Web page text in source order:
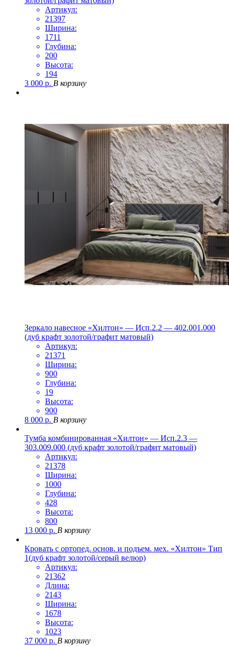
Артикул:
21397
Ширина:
1711
Глубина:
200
Высота:
194
3 000 р. В корзину
Зеркало навесное «Хилтон» — Исп.2.2 — 402.001.000
(дуб крафт золотой/графит матовый)
Артикул:
21371
Ширина:
900
Глубина:
19
Высота:
900
8 000 р. В корзину
Тумба комбинированная «Хилтон» — Исп.2.3 —
303.009.000 (дуб крафт золотой/графит матовый)
Артикул:
21378
Ширина:
1000
Глубина:
428
Высота:
800
13 000 р. В корзину
Кровать с ортопед. основ. и подъем. мех. «Хилтон» Тип
1(дуб крафт золотой/серый велюр)
Артикул:
21362
Длина:
2143
Ширина:
1678
Высота:
1023
37 000 р. В корзину